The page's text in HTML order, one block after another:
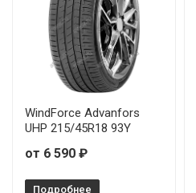
WindForce Advanfors
UHP 215/45R18 93Y
от 6 590 ₽
Подробнее